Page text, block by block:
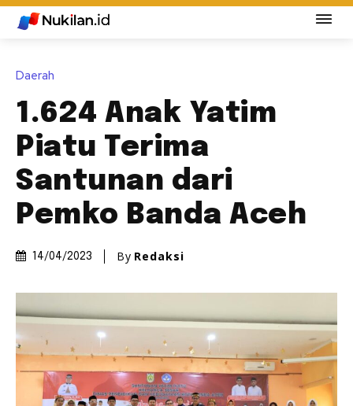
Daerah
1.624 Anak Yatim
Piatu Terima
Santunan dari
Pemko Banda Aceh
14/04/2023 By Redaksi